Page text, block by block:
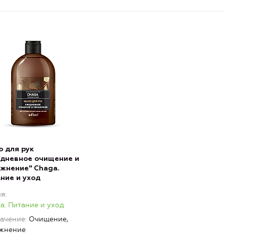
для рук
очищение и
Chaga.
и уход
Питание и уход
Очищение,